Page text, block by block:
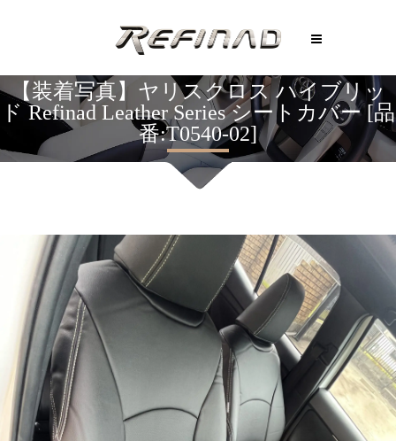
【装着写真】ヤリスクロス ハイブリッ
ド Refinad Leather Series シートカバー [品
番:T0540-02]